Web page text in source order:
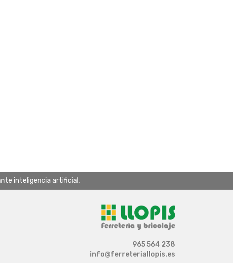
inteligencia artificial.
965 564 238
info@ferreteriallopis.es